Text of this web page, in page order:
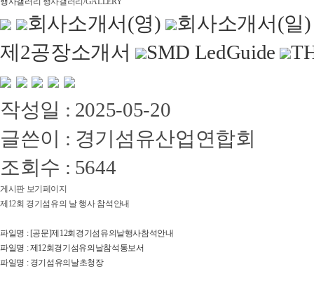
회사소개서(영)
회사소개서(일)
제2공장소개서
SMD LedGuide
작성일 : 2025-05-20
글쓴이 : 경기섬유산업연합회
조회수 : 5644
게시판 보기페이지
제12회 경기섬유의 날 행사 참석안내
파일명 : [공문]제12회경기섬유의날행사참석안내
파일명 : 제12회경기섬유의날참석통보서
파일명 : 경기섬유의날초청장